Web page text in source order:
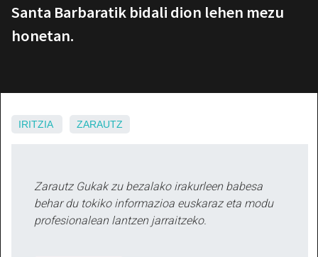
Santa Barbaratik bidali dion lehen mezu
honetan.
IRITZIA ZARAUTZ
Zarautz Gukak zu bezalako irakurleen babesa
behar du tokiko informazioa euskaraz eta modu
profesionalean lantzen jarraitzeko.